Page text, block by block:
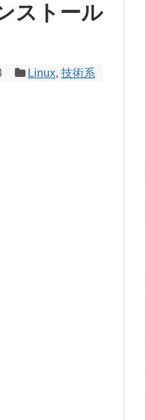
ストール
Linux, 技術系